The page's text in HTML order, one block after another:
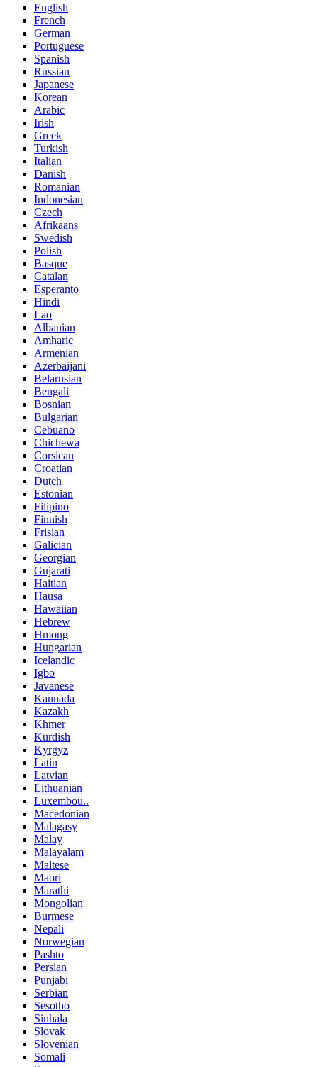
English
French
German
Portuguese
Spanish
Russian
Japanese
Korean
Arabic
Irish
Greek
Turkish
Italian
Danish
Romanian
Indonesian
Czech
Afrikaans
Swedish
Polish
Basque
Catalan
Esperanto
Hindi
Lao
Albanian
Amharic
Armenian
Azerbaijani
Belarusian
Bengali
Bosnian
Bulgarian
Cebuano
Chichewa
Corsican
Croatian
Dutch
Estonian
Filipino
Finnish
Frisian
Galician
Georgian
Gujarati
Haitian
Hausa
Hawaiian
Hebrew
Hmong
Hungarian
Icelandic
Igbo
Javanese
Kannada
Kazakh
Khmer
Kurdish
Kyrgyz
Latin
Latvian
Lithuanian
Luxembou..
Macedonian
Malagasy
Malay
Malayalam
Maltese
Maori
Marathi
Mongolian
Burmese
Nepali
Norwegian
Pashto
Persian
Punjabi
Serbian
Sesotho
Sinhala
Slovak
Slovenian
Somali